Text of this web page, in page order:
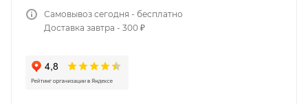
Самовывоз сегодня - бесплатно
Доставка завтра - 300 ₽